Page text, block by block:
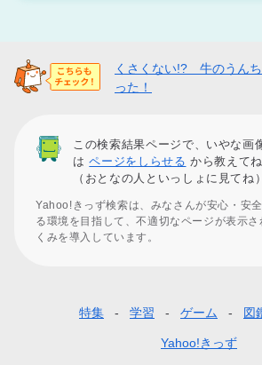
くさくない!? 牛のうん
った！
この検索結果ページで、いやな画
はページをしらせる から教えてね
（おとなの人といっしょに見てね）
Yahoo!きっず検索は、みなさんが安心・安
る環境を目指して、不適切なページが表示
くみを導入しています。
特集 学習 ゲーム 図
Yahoo!きっず